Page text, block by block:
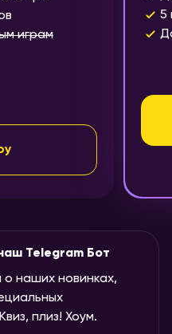
играм
5
Telegram Бот
о наших новинках,
плиз! Хоум.